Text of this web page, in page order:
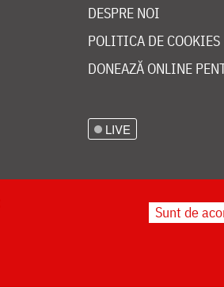
DESPRE NOI
POLITICA DE COOKIES
DONEAZĂ ONLINE
LIVE
Sunt de